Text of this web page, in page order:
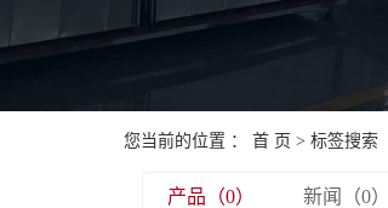
您当前的位置 ： 首 页 > 标签搜索
产品（0） 新闻（0）